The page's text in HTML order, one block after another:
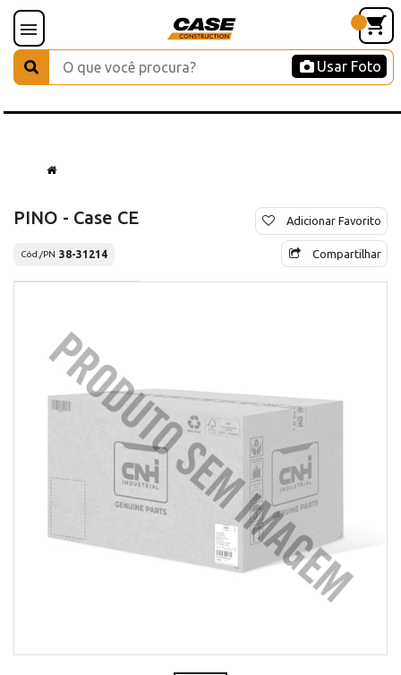
Usar Foto
PINO - Case CE
Cód./PN 38-31214
Adicionar Favorito
Compartilhar